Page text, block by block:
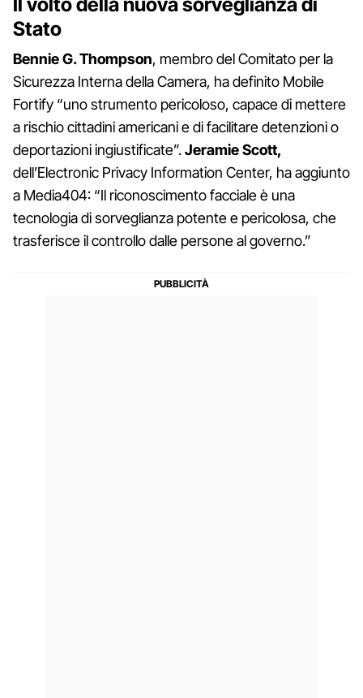
Stato
Bennie G. Thompson, membro del Comitato per la
Sicurezza Interna della Camera, ha definito Mobile
Fortify “uno strumento pericoloso, capace di mettere
a rischio cittadini americani e di facilitare detenzioni o
deportazioni ingiustificate”.Jeramie Scott,
dell’Electronic Privacy Information Center, ha aggiunto
a Media404: “Il riconoscimento facciale è una
tecnologia di sorveglianza potente e pericolosa, che
trasferisce il controllo dalle persone al governo.”